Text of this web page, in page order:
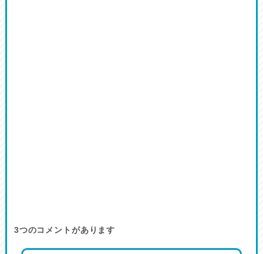
3つのコメントがあります